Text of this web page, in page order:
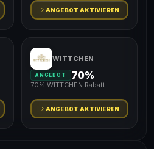
ANGEBOT AKTIVIEREN
WITTCHEN
ANGEBOT 70%
70% WITTCHEN Rabatt
ANGEBOT AKTIVIEREN